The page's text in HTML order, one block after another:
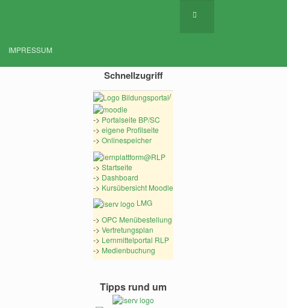
IMPRESSUM
Schnellzugriff
/
-> Portalseite BP/SC
->eigene Profilseite
->Onlinespeicher
->Startseite
-> Dashboard
-> Kursübersicht Moodle
LMG
->OPC Menübestellung
->Vertretungsplan
-> Lernmittelportal RLP
-> Medienbuchung
Tipps rund um